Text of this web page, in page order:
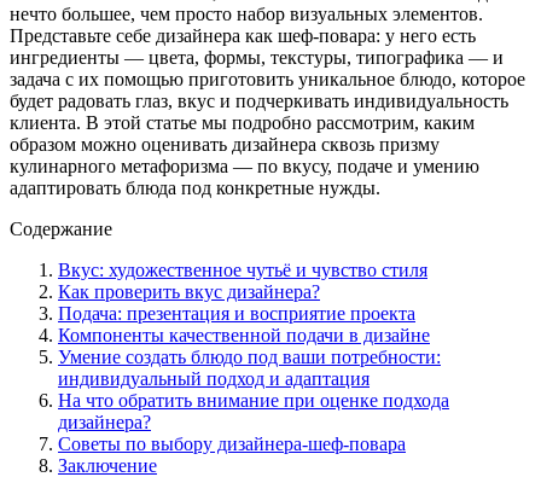
нечто большее, чем просто набор визуальных элементов.
Представьте себе дизайнера как шеф-повара: у него есть
ингредиенты — цвета, формы, текстуры, типографика — и
задача с их помощью приготовить уникальное блюдо, которое
будет радовать глаз, вкус и подчеркивать индивидуальность
клиента. В этой статье мы подробно рассмотрим, каким
образом можно оценивать дизайнера сквозь призму
кулинарного метафоризма — по вкусу, подаче и умению
адаптировать блюда под конкретные нужды.
Содержание
Вкус: художественное чутьё и чувство стиля
Как проверить вкус дизайнера?
Подача: презентация и восприятие проекта
Компоненты качественной подачи в дизайне
Умение создать блюдо под ваши потребности:
индивидуальный подход и адаптация
На что обратить внимание при оценке подхода
дизайнера?
Советы по выбору дизайнера-шеф-повара
Заключение